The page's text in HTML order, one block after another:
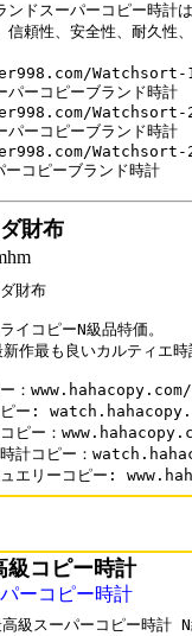
ンドスーパーコピー時計
信頼性、安全性、耐久性
パーコピーブランド時計
パーコピーブランド時計
ーコピーブランド時計
財布
財布
イコピーN級品特価。
作最も良いカルティエ
ー：
ピー:
コピー：
時計コピー：
級コピー時計
ーコピー時計
高級スーパーコピー時計